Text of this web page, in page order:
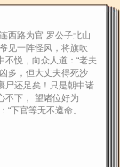
西路为官 罗公子北山
见一阵怪风，将旗吹
不悦，向众人道：“老夫
多，但大丈夫得死沙
尸还足矣！只是朝中诸
不下， 望诸位好为
“下官等无不遵命。